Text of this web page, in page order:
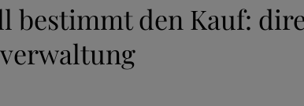
bestimmt den Kauf: